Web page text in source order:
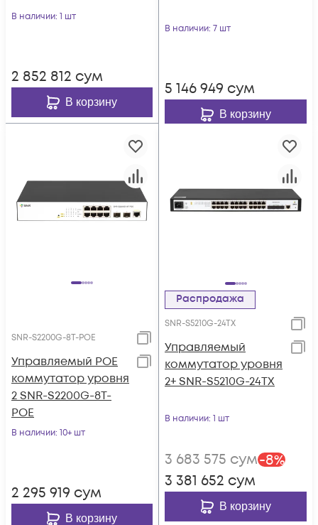
В наличии: 1 шт
2 852 812 сум
В корзину
В наличии: 7 шт
5 146 949 сум
В корзину
SNR-S2200G-8T-POE
Управляемый POE
коммутатор уровня
2 SNR-S2200G-8T-
POE
В наличии: 10+ шт
2 295 919 сум
В корзину
Распродажа
SNR-S5210G-24TX
Управляемый
коммутатор уровня
2+ SNR-S5210G-24TX
В наличии: 1 шт
3 683 575 сум-8%
3 381 652 сум
В корзину